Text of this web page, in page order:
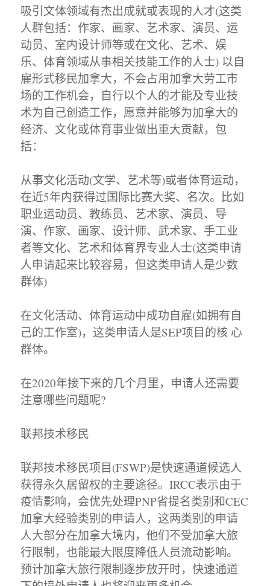
吸引文体领域有杰出成就或表现的人才(这类
人群包括：作家、画家、艺术家、演员、运
动员、室内设计师等或在文化、艺术、娱
乐、体育领域从事相关技能工作的人士) 以自
雇形式移民加拿大，不会占用加拿大劳工市
场的工作机会，自行以个人的才能及专业技
术为自己创造工作，愿意并能够为加拿大的
经济、文化或体育事业做出重大贡献，包
括：
从事文化活动(文学、艺术等)或者体育运动，
在近5年内获得过国际比赛大奖、名次。比如
职业运动员、教练员、艺术家、演员、导
演、作家、画家、设计师、武术家、手工业
者等文化、艺术和体育界专业人士(这类申请
人申请起来比较容易，但这类申请人是少数
群体)
在文化活动、体育运动中成功自雇(如拥有自
己的工作室)，这类申请人是SEP项目的核 心
群体。
在2020年接下来的几个月里，申请人还需要
注意哪些问题呢?
联邦技术移民
联邦技术移民项目(FSWP)是快速通道候选人
获得永久居留权的主要途径。IRCC表示由于
疫情影响，会优先处理PNP省提名类别和CEC
加拿大经验类别的申请人，这两类别的申请
人大部分在加拿大境内，他们不受加拿大旅
行限制，也能最大限度降低人员流动影响。
预计加拿大旅行限制逐步放开时，快速通道